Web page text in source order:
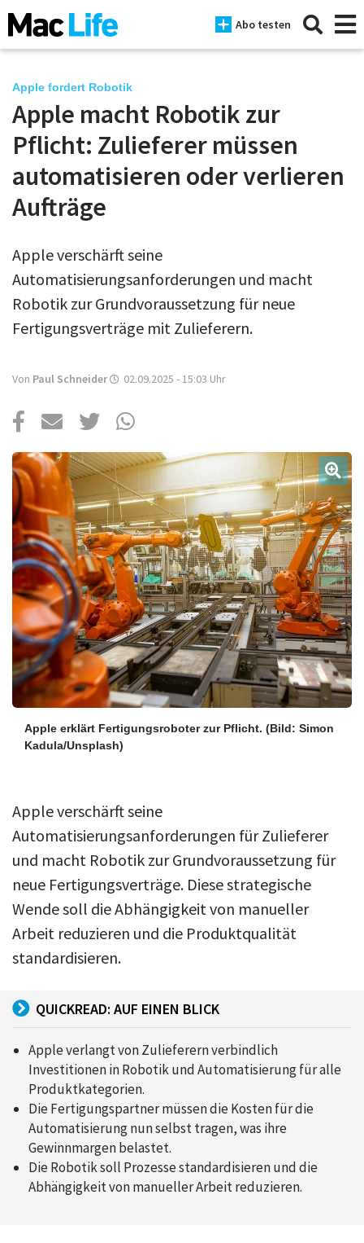
Abo testen
News
iPhone
Mac
Tests
Tipps
Magazine
Mac Life+
Anmelden
Apple fordert Robotik
Apple macht Robotik zur
Pflicht: Zulieferer müssen
automatisieren oder verlieren
Aufträge
Apple verschärft seine
Automatisierungsanforderungen und macht
Robotik zur Grundvoraussetzung für neue
Fertigungsverträge mit Zulieferern.
Von Paul Schneider 02.09.2025 - 15:03 Uhr
Apple erklärt Fertigungsroboter zur Pflicht. (Bild: Simon
Kadula/Unsplash)
Apple verschärft seine
Automatisierungsanforderungen für Zulieferer
und macht Robotik zur Grundvoraussetzung für
neue Fertigungsverträge. Diese strategische
Wende soll die Abhängigkeit von manueller
Arbeit reduzieren und die Produktqualität
standardisieren.
QUICKREAD: AUF EINEN BLICK
Apple verlangt von Zulieferern verbindlich
Investitionen in Robotik und Automatisierung für alle
Produktkategorien.
Die Fertigungspartner müssen die Kosten für die
Automatisierung nun selbst tragen, was ihre
Gewinnmargen belastet.
Die Robotik soll Prozesse standardisieren und die
Abhängigkeit von manueller Arbeit reduzieren.